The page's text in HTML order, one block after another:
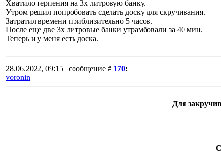
Хватило терпения на 3х литровую банку.
Утром решил попробовать сделать доску для скручивания.
Затратил времени приблизительно 5 часов.
После еще две 3х литровые банки утрамбовали за 40 мин.
Теперь и у меня есть доска.
28.06.2022, 09:15 | сообщение # 170:
voronin
Для